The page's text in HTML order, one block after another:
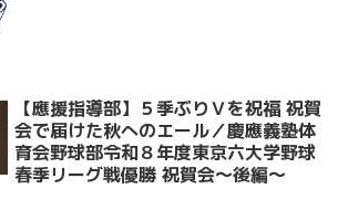
【應援指導部】５季ぶりＶを祝福 祝賀
会で届けた秋へのエール／慶應義塾体
育会野球部令和８年度東京六大学野球
春季リーグ戦優勝 祝賀会～後編～